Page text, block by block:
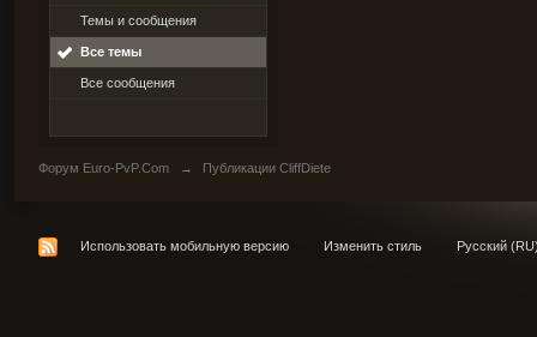
Темы и сообщения
Все темы
Все сообщения
Форум Euro-PvP.Com → Публикации CliffDiete
Использовать мобильную версию Изменить стиль Русский